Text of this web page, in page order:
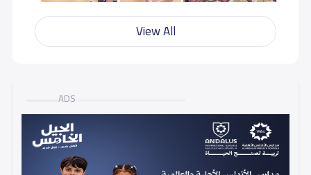
View All
ADS